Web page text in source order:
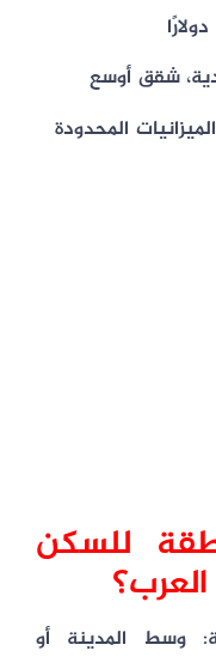
شقق أوسع
المحدودة
للسكن
وسط المدينة أو